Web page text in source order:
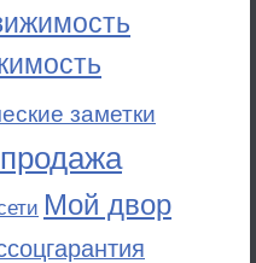
заметки
Мой двор